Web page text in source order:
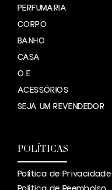
PERFUMARIA
CORPO
BANHO
CASA
O.E
ACESSÓRIOS
SEJA UM REVENDEDOR
POLÍTICAS
Política de Privacidade